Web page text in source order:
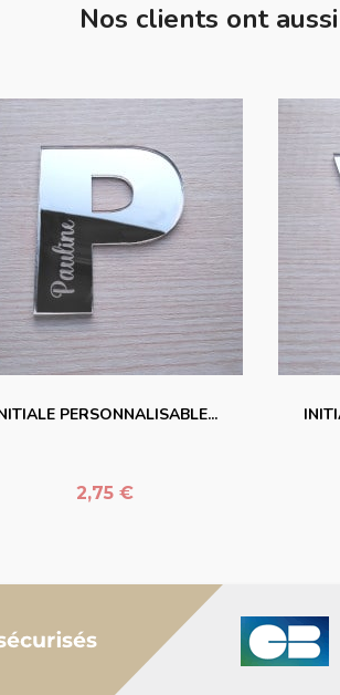
Nos clients ont
favorite_border
PERSONNALISABLE...
Prix
2,75 €